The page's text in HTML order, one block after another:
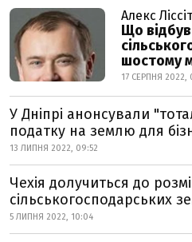
Алекс
Що
шостому
17 СЕРПНЯ 2022,
У Дніпрі анонсували
податку на землю для
13 ЛИПНЯ 2022, 09:52
Чехія долучиться до
сільськогосподарських
5 ЛИПНЯ 2022, 10:04